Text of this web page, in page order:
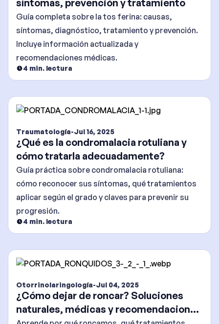
síntomas, prevención y tratamiento
Guía completa sobre la tos ferina: causas,
síntomas, diagnóstico, tratamiento y prevención.
Incluye información actualizada y
recomendaciones médicas.
4 min. lectura
Traumatología-Jul 16, 2025
¿Qué es la condromalacia rotuliana y
cómo tratarla adecuadamente?
Guía práctica sobre condromalacia rotuliana:
cómo reconocer sus síntomas, qué tratamientos
aplicar según el grado y claves para prevenir su
progresión.
4 min. lectura
Otorrinolaringología-Jul 04, 2025
¿Cómo dejar de roncar? Soluciones
naturales, médicas y recomendaciones